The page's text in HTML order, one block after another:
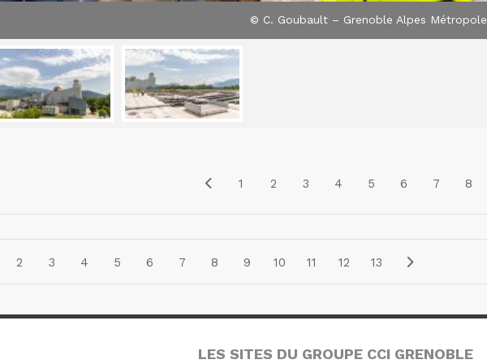
© C. Goubault – Grenoble Alpes Métropole
1 2 3 4 5 6 7 8
2 3 4 5 6 7 8 9 10 11 12 13
LES SITES DU GROUPE CCI GRENOBLE